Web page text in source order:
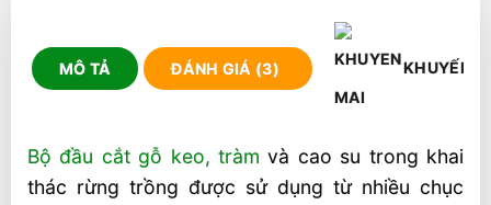
MÔ TẢ ĐÁNH GIÁ (3) KHUYẾN
Bộ đầu cắt gỗ keo, tràm và cao su trong khai
thác rừng trồng được sử dụng từ nhiều chục